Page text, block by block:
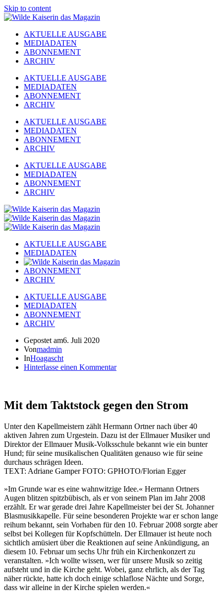
Skip to content
AKTUELLE AUSGABE
MEDIADATEN
ABONNEMENT
ARCHIV
AKTUELLE AUSGABE
MEDIADATEN
ABONNEMENT
ARCHIV
AKTUELLE AUSGABE
MEDIADATEN
ABONNEMENT
ARCHIV
AKTUELLE AUSGABE
MEDIADATEN
ABONNEMENT
ARCHIV
AKTUELLE AUSGABE
MEDIADATEN
ABONNEMENT
ARCHIV
AKTUELLE AUSGABE
MEDIADATEN
ABONNEMENT
ARCHIV
Gepostet am6. Juli 2020
Vonmadmin
InHoagascht
Hinterlasse einen Kommentar
Mit dem Taktstock gegen den Strom
Unter den Kapellmeistern zählt Hermann Ortner nach über 40
aktiven Jahren zum Urgestein. Dazu ist der Ellmauer Musiker und
Direktor der Ellmauer Musik-Volksschule bekannt wie ein bunter
Hund; für seine musikalischen Qualitäten genauso wie für seine
durchaus schrägen Ideen.
TEXT: Adriane Gamper FOTO: GPHOTO/Florian Egger
»Im Grunde war es eine wahnwitzige Idee.« Hermann Ortners
Augen blitzen spitzbübisch, als er von seinem Plan im Jahr 2008
erzählt. Er war gerade drei Jahre Kapellmeister bei der St. Johanner
Blasmusikkapelle. Für seine besonderen Projekte war er schon lange
reihum bekannt, sein Vorhaben für den 10. Februar 2008 sorgte aber
selbst bei Kollegen für Kopfschütteln. Der Ellmauer ist heute noch
sichtlich amüsiert über die Reaktionen auf seine Ankündigung, an
diesem 10. Februar um sechs Uhr früh ein Kirchenkonzert zu
veranstalten. »Ich wollte wissen, wer für unsere Musik so zeitig
aufsteht und in die Kirche geht. Wobei, ganz ehrlich, als der Tag
näher rückte, hatte ich doch einige schlaflose Nächte und Sorge,
dass wir alleine in der Kirche spielen werden.«